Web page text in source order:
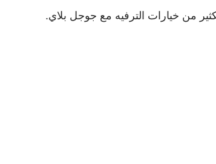
من خيارات الترفيه مع جوجل بلاي.